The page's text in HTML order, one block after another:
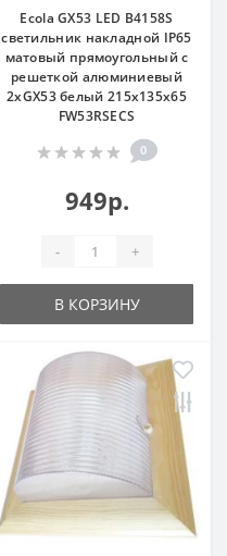
Ecola GX53 LED B4158S
светильник накладной IP65
матовый прямоугольный с
решеткой алюминиевый
2xGX53 белый 215x135x65
FW53RSECS
0
949р.
- +
В КОРЗИНУ